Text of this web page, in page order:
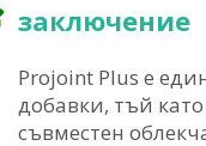
заключение
Projoint Plus е
добавки, тъй
съвместен